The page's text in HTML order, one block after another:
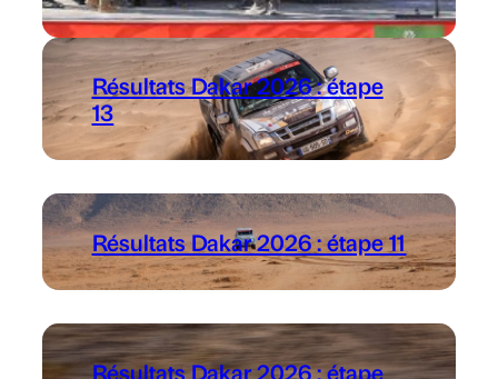
Résultats Dakar 2026 : étape
13
Résultats Dakar 2026 : étape 11
Résultats Dakar 2026 : étape